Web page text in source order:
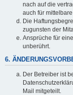
nach auf die
auch für
Die
zugunsten der
Ansprüche für
unberührt.
6.
Der Betreiber ist
Mail mitgeteilt.